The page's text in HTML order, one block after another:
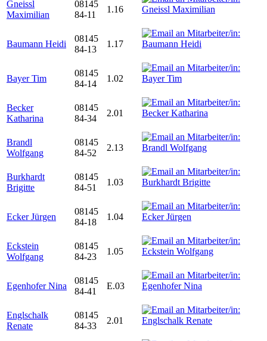
Gneissl
Maximilian
08145
84-11
1.16
Baumann Heidi
08145
84-13
1.17
Bayer Tim
08145
84-14
1.02
Becker
Katharina
08145
84-34
2.01
Brandl
Wolfgang
08145
84-52
2.13
Burkhardt
Brigitte
08145
84-51
1.03
Ecker Jürgen
08145
84-18
1.04
Eckstein
Wolfgang
08145
84-23
1.05
Egenhofer Nina
08145
84-41
E.03
Englschalk
Renate
08145
84-33
2.01